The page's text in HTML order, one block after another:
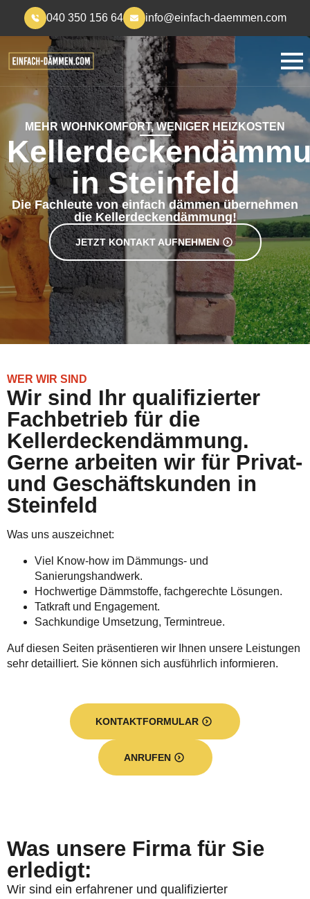
040 350 156 64 info@einfach-daemmen.com
MEHR WOHNKOMFORT, WENIGER HEIZKOSTEN
in Steinfeld
Die Fachleute von einfach dämmen übernehmen
die Kellerdeckendämmung!
JETZT KONTAKT AUFNEHMEN
WER WIR SIND
Wir sind Ihr qualifizierter
Fachbetrieb für die
Kellerdeckendämmung.
Gerne arbeiten wir für Privat-
und Geschäftskunden in
Steinfeld
Was uns auszeichnet:
Viel Know-how im Dämmungs- und
Sanierungshandwerk.
Hochwertige Dämmstoffe, fachgerechte Lösungen.
Tatkraft und Engagement.
Sachkundige Umsetzung, Termintreue.
Auf diesen Seiten präsentieren wir Ihnen unsere Leistungen
sehr detailliert. Sie können sich ausführlich informieren.
KONTAKTFORMULAR
ANRUFEN
Was unsere Firma für Sie
erledigt:
Wir sind ein erfahrener und qualifizierter